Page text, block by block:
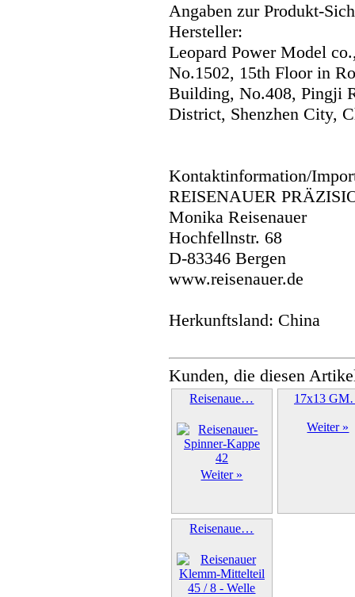
Angaben zur Produkt-
Hersteller:
Leopard Power Model
No.1502, 15th Floor in
Building, No.408, Pingji
District, Shenzhen City,
Kontaktinformation/
REISENAUER
Monika Reisenauer
Hochfellnstr. 68
D-83346 Bergen
www.reisenauer.de
Herkunftsland: China
Kunden, die diesen
Reisenaue…
Weiter »
17x13
Weiter »
Reisenaue…